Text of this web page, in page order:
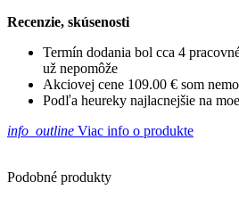
Recenzie, skúsenosti
Termín dodania bol cca 4
už nepomôže
Akciovej cene 109.00 € som
Podľa heureky najlacnejšie na
info_outline Viac info o produkte
Podobné produkty